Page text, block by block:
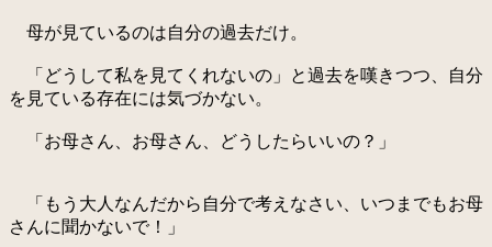
母が見ているのは自分の過去だけ。
「どうして私を見てくれないの」と過去を嘆きつつ、自分
を見ている存在には気づかない。
「お母さん、お母さん、どうしたらいいの？」
「もう大人なんだから自分で考えなさい、いつまでもお母
さんに聞かないで！」